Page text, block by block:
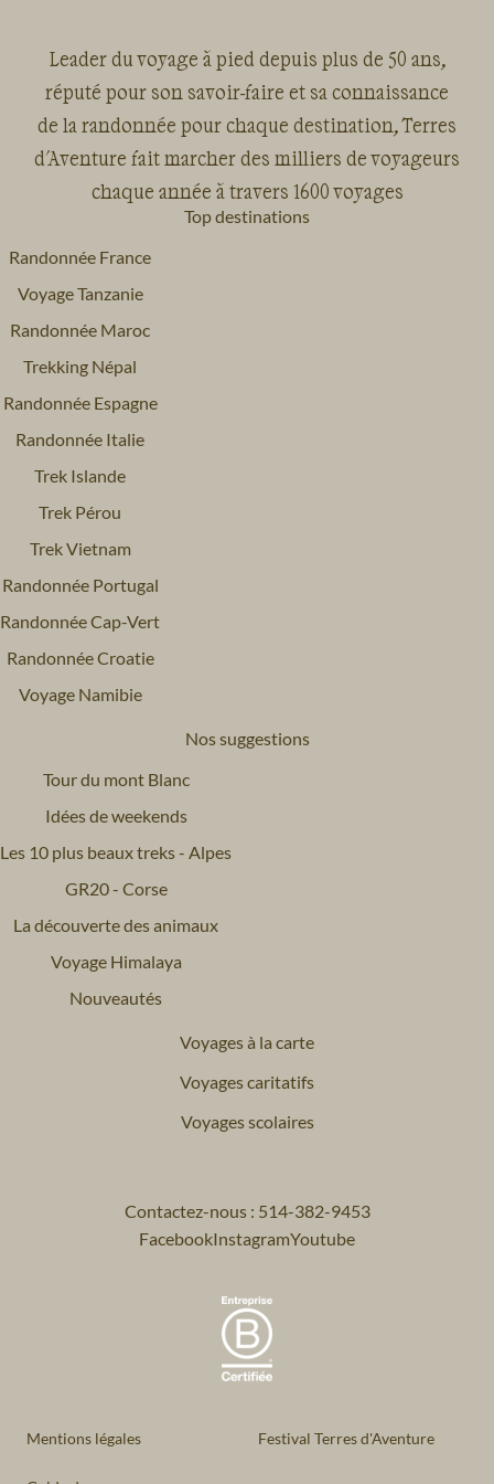
Leader du voyage à pied depuis plus de 50 ans,
réputé pour son savoir-faire et sa connaissance
de la randonnée pour chaque destination, Terres
d'Aventure fait marcher des milliers de voyageurs
chaque année à travers 1600 voyages
Top destinations
Randonnée France
Voyage Tanzanie
Randonnée Maroc
Trekking Népal
Randonnée Espagne
Randonnée Italie
Trek Islande
Trek Pérou
Trek Vietnam
Randonnée Portugal
Randonnée Cap-Vert
Randonnée Croatie
Voyage Namibie
Nos suggestions
Tour du mont Blanc
Idées de weekends
Les 10 plus beaux treks - Alpes
GR20 - Corse
La découverte des animaux
Voyage Himalaya
Nouveautés
Voyages à la carte
Voyages caritatifs
Voyages scolaires
Contactez-nous : 514-382-9453
FacebookInstagramYoutube
Mentions légales Festival Terres d'Aventure